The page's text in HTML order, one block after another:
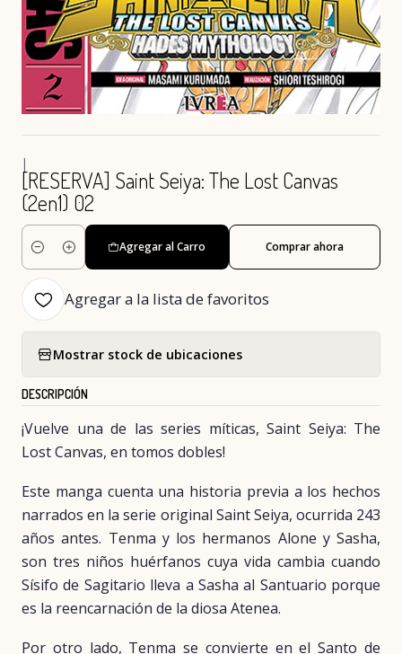
|
[RESERVA] Saint Seiya: The Lost Canvas
(2en1) 02
Cantidad
Agregar al Carro Comprar ahora
Agregar a la lista de favoritos
Mostrar stock de ubicaciones
DESCRIPCIÓN
¡Vuelve una de las series míticas, Saint Seiya: The
Lost Canvas, en tomos dobles!
Este manga cuenta una historia previa a los hechos
narrados en la serie original Saint Seiya, ocurrida 243
años antes. Tenma y los hermanos Alone y Sasha,
son tres niños huérfanos cuya vida cambia cuando
Sísifo de Sagitario lleva a Sasha al Santuario porque
es la reencarnación de la diosa Atenea.
Por otro lado, Tenma se convierte en el Santo de